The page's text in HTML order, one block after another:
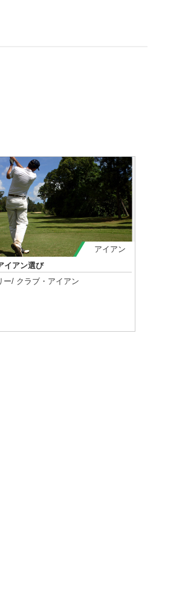
アイアン
イアン選び
ー/ クラブ・ アイアン